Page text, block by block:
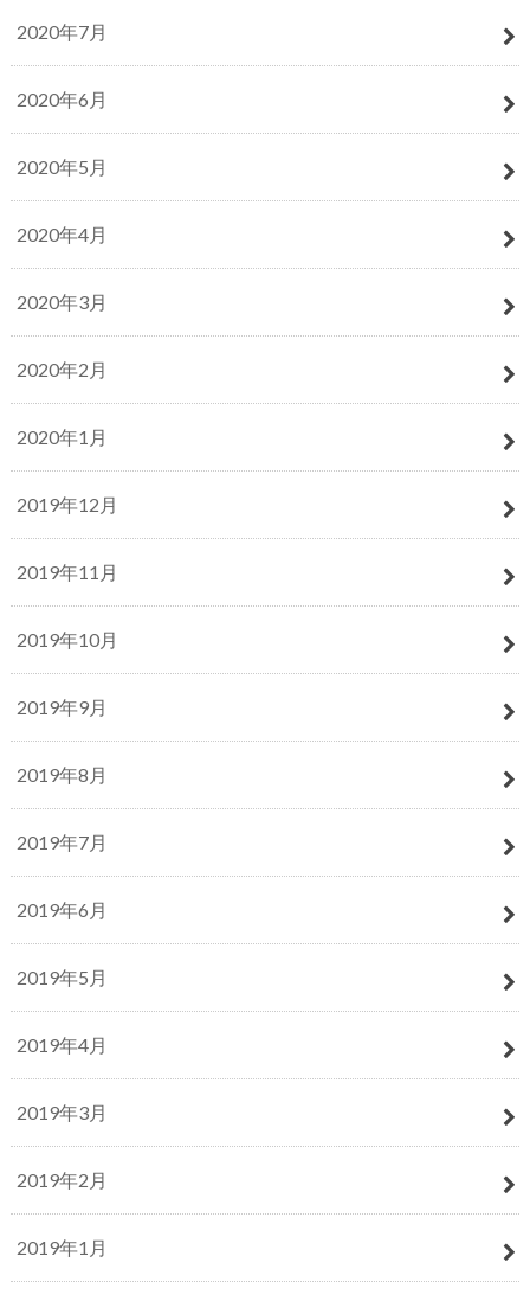
2020年7月
2020年6月
2020年5月
2020年4月
2020年3月
2020年2月
2020年1月
2019年12月
2019年11月
2019年10月
2019年9月
2019年8月
2019年7月
2019年6月
2019年5月
2019年4月
2019年3月
2019年2月
2019年1月